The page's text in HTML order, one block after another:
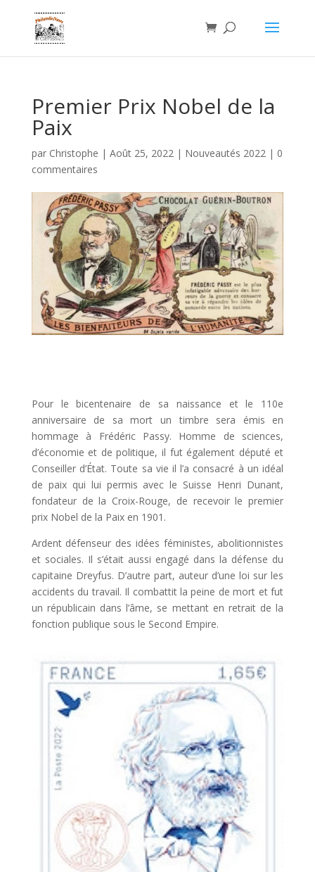
Premier Prix Nobel de la
Paix
par Christophe | Août 25, 2022| Nouveautés 2022| 0
commentaires
Pour le bicentenaire de sa naissance et le 110e
anniversaire de sa mort un timbre sera émis en
hommage à Frédéric Passy. Homme de sciences,
d’économie et de politique, il fut également député et
Conseiller d’État. Toute sa vie il l’a consacré à un idéal
de paix qui lui permis avec le Suisse Henri Dunant,
fondateur de la Croix-Rouge, de recevoir le premier
prix Nobel de la Paix en 1901.
Ardent défenseur des idées féministes, abolitionnistes
et sociales. Il s’était aussi engagé dans la défense du
capitaine Dreyfus. D’autre part, auteur d’une loi sur les
accidents du travail. Il combattit la peine de mort et fut
un républicain dans l’âme, se mettant en retrait de la
fonction publique sous le Second Empire.